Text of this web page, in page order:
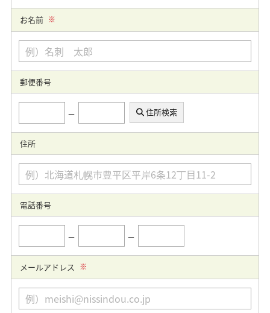
お名前 ※
郵便番号
－ 住所検索
住所
電話番号
－ －
メールアドレス ※